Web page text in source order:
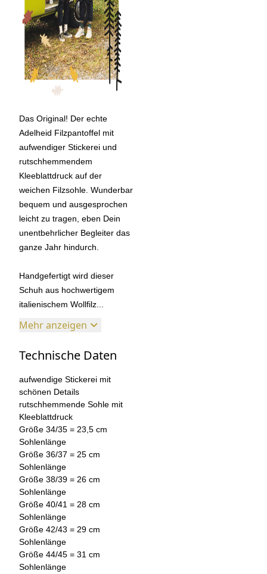
Das Original! Der echte
Adelheid Filzpantoffel mit
aufwendiger Stickerei und
rutschhemmendem
Kleeblattdruck auf der
weichen Filzsohle. Wunderbar
bequem und ausgesprochen
leicht zu tragen, eben Dein
unentbehrlicher Begleiter das
ganze Jahr hindurch.
Handgefertigt wird dieser
Schuh aus hochwertigem
italienischem Wollfilz...
Mehr anzeigen
Technische Daten
aufwendige Stickerei mit
schönen Details
rutschhemmende Sohle mit
Kleeblattdruck
Größe 34/35 = 23,5 cm
Sohlenlänge
Größe 36/37 = 25 cm
Sohlenlänge
Größe 38/39 = 26 cm
Sohlenlänge
Größe 40/41 = 28 cm
Sohlenlänge
Größe 42/43 = 29 cm
Sohlenlänge
Größe 44/45 = 31 cm
Sohlenlänge